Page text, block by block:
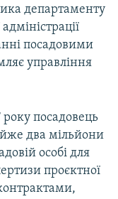
департаменту
посадовими
управління
року посадовець
два мільйони
особі для
проєктної